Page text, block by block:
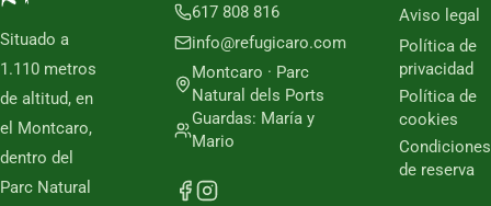
Situado a
1.110 metros
de altitud, en
el Montcaro,
dentro del
Parc Natural
617 808 816
info@refugicaro.com
Montcaro · Parc
Natural dels Ports
Guardas: María y
Mario
Aviso legal
Política de
privacidad
Política de
cookies
Condiciones
de reserva